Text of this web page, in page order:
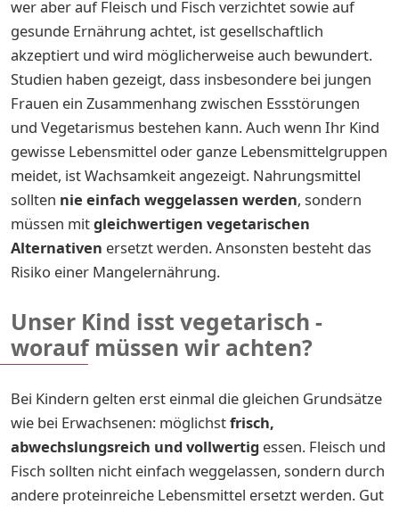
wer aber auf Fleisch und Fisch verzichtet sowie auf
gesunde Ernährung achtet, ist gesellschaftlich
akzeptiert und wird möglicherweise auch bewundert.
Studien haben gezeigt, dass insbesondere bei jungen
Frauen ein Zusammenhang zwischen Essstörungen
und Vegetarismus bestehen kann. Auch wenn Ihr Kind
gewisse Lebensmittel oder ganze Lebensmittelgruppen
meidet, ist Wachsamkeit angezeigt. Nahrungsmittel
sollten nie einfach weggelassen werden, sondern
müssen mitgleichwertigen vegetarischen
Alternativen ersetzt werden. Ansonsten besteht das
Risiko einer Mangelernährung.
Unser Kind isst vegetarisch -
worauf müssen wir achten?
Bei Kindern gelten erst einmal die gleichen Grundsätze
wie bei Erwachsenen: möglichstfrisch,
abwechslungsreich und vollwertig essen. Fleisch und
Fisch sollten nicht einfach weggelassen, sondern durch
andere proteinreiche Lebensmittel ersetzt werden. Gut